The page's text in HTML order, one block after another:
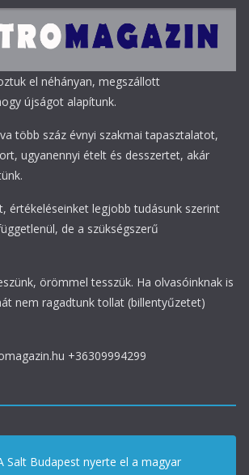
el néhányan, megszállott
újságot alapítunk.
több száz évnyi szakmai tapasztalatot,
ugyanennyi ételt és desszertet, akár
értékeléseinket legjobb tudásunk szerint
de a szükségszerű
örömmel tesszük. Ha olvasóinknak is
nem ragadtunk tollat (billentyűzetet)
+36309994299
Salt Budapest nyerte el a magyar